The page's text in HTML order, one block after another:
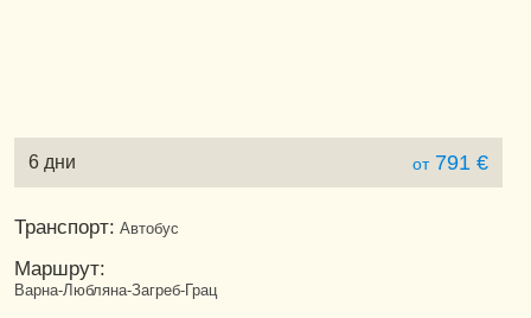
6 дни от791 €
Транспорт: Автобус
Маршрут:
Варна-Любляна-Загреб-Грац